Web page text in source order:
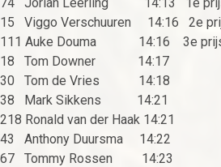
15 Viggo Verschuuren 14:16 2e
111 Auke Douma 14:16 3e
18 Tom Downer 14:17
30 Tom de Vries 14:18
38 Mark Sikkens 14:21
218 Ronald van der Haak 14:21
43 Anthony Duursma 14:22
67 Tommy Rossen 14:23